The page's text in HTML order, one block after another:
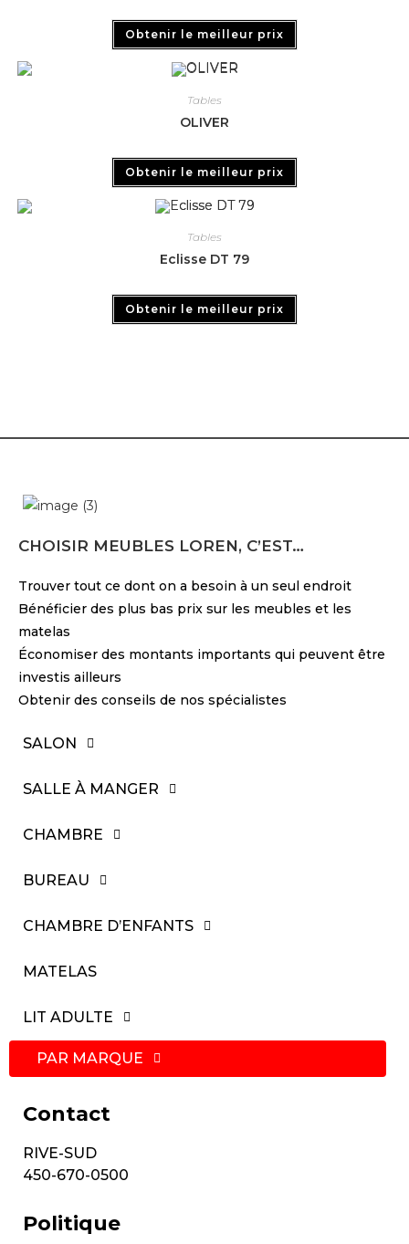
Obtenir le meilleur prix
Tables
OLIVER
Obtenir le meilleur prix
Tables
Eclisse DT 79
Obtenir le meilleur prix
CHOISIR MEUBLES LOREN, C’EST…
Trouver tout ce dont on a besoin à un seul endroit
Bénéficier des plus bas prix sur les meubles et les
matelas
Économiser des montants importants qui peuvent être
investis ailleurs
Obtenir des conseils de nos spécialistes
SALON
SALLE À MANGER
CHAMBRE
BUREAU
CHAMBRE D’ENFANTS
MATELAS
LIT ADULTE
PAR MARQUE
Contact
RIVE-SUD
450-670-0500
Politique